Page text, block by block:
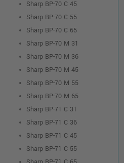
Sharp BP-70 C 45
Sharp BP-70 C 55
Sharp BP-70 C 65
Sharp BP-70 M 31
Sharp BP-70 M 36
Sharp BP-70 M 45
Sharp BP-70 M 55
Sharp BP-70 M 65
Sharp BP-71 C 31
Sharp BP-71 C 36
Sharp BP-71 C 45
Sharp BP-71 C 55